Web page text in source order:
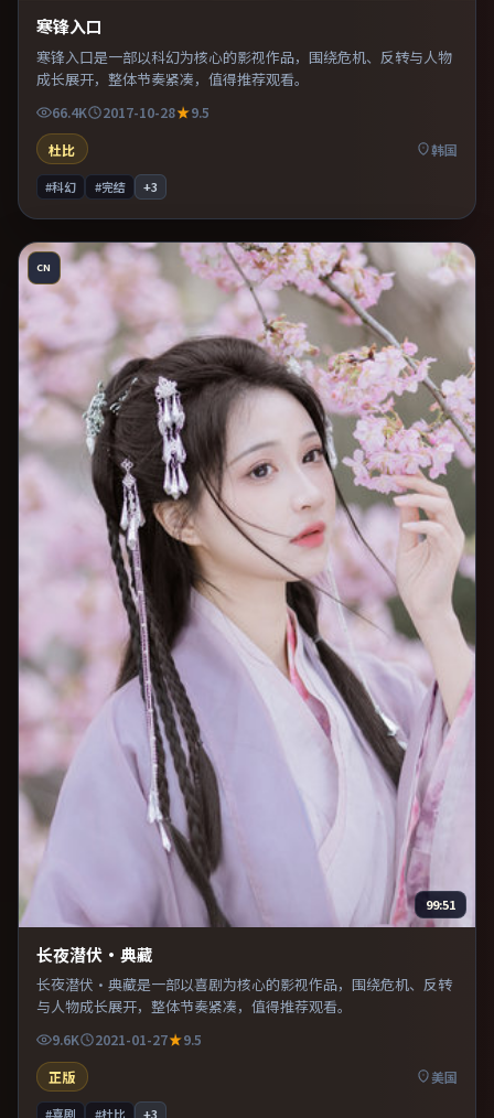
寒锋入口
寒锋入口是一部以科幻为核心的影视作品，围绕危机、反转与人物
成长展开，整体节奏紧凑，值得推荐观看。
66.4K 2017-10-28
9.5
杜比
韩国
#科幻 #完结 +3
CN
99:51
长夜潜伏·典藏
长夜潜伏·典藏是一部以喜剧为核心的影视作品，围绕危机、反转
与人物成长展开，整体节奏紧凑，值得推荐观看。
9.6K 2021-01-27
9.5
正版
美国
#喜剧 #杜比 +3